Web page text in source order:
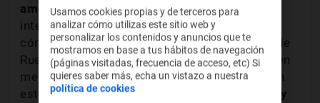
amor, la amistad y la identidad. Su
interpretación magistral ha sido elogiada por
cómose capturó la complejidad emocional
de
Rue, mostrando su vulnerabilidad y fortaleza en
medio de altibajos emocionales intensos. Con
este personaje obtenemos una
mirada cruda y
Usamos cookies propias y de terceros para
analizar cómo utilizas este sitio web y
personalizar los contenidos y anuncios que te
mostramos en base a tus hábitos de navegación
(páginas visitadas, frecuencia de acceso, etc) Si
quieres saber más, echa un vistazo a nuestra
política de cookies